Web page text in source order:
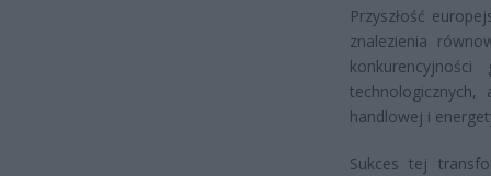
Przyszłość
znalezienia
handlowej i
Sukces tej